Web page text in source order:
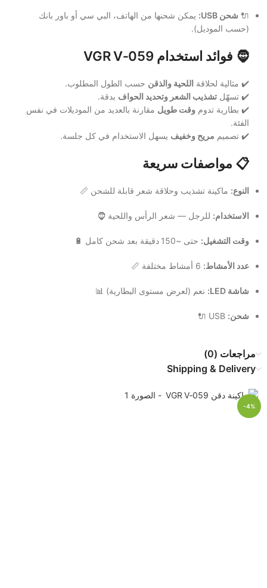
🔌 شحن USB:
يمكن شحنها من الهاتف، البي سي أو باور بانك
(حسب الموديل).
🧔 فوائد استخدام VGR V‑059
✔️ مثالية لحلاقة اللحية والذقن حسب الطول المطلوب.
✔️ تسهّل تشذيب الشعر وتحديد الحواف بدقة.
✔️ بطارية تدوم وقت طويل مقارنة بالعديد من الموديلات في نفس
الفئة.
✔️ تصميم مريح وخفيف يسهل الاستخدام في كل جلسة.
📋 مواصفات سريعة
النوع: ماكينة تشذيب وحلاقة شعر قابلة للشحن 📏
الاستخدام: للرجل — شعر الرأس واللحية 🧔
وقت التشغيل: حتى ~150 دقيقة بعد شحن كامل 🔋
عدد الأمشاط:
شاشة LED: نعم (لعرض مستوى البطارية) 📊
شحن:
مراجعات (0)
Shipping & Delivery
-4%